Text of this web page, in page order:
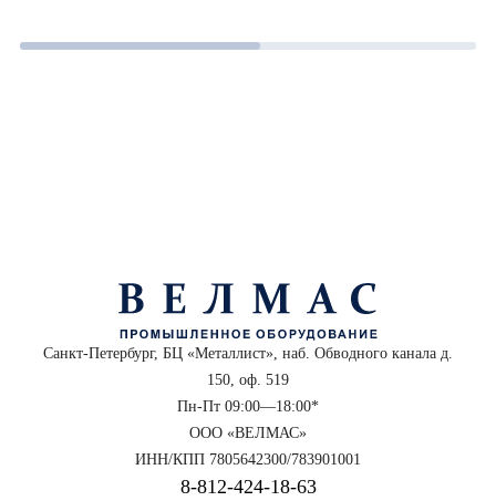
Санкт-Петербург, БЦ «Металлист», наб. Обводного канала д.
150, оф. 519
Пн-Пт 09:00—18:00*
ООО «ВЕЛМАС»
ИНН/КПП 7805642300/783901001
8‑812‑424‑18‑63